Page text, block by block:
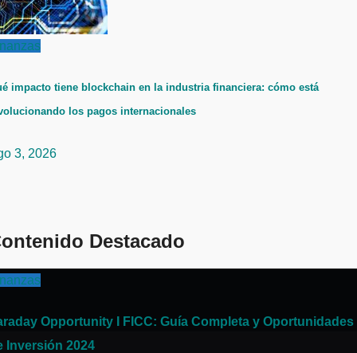
impacto tiene blockchain en la industria financiera: cómo está
los pagos internacionales
3, 2026
Destacado
Opportunity I FICC: Guía Completa y Oportunidades
Inversión 2024